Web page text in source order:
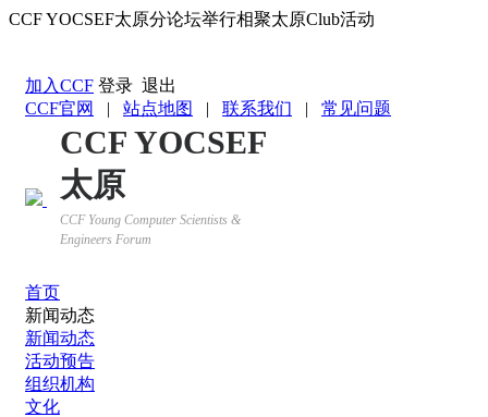
CCF YOCSEF太原分论坛举行相聚太原Club活动
加入CCF 登录 退出
CCF官网
| 站点地图 | 联系我们 | 常见问题
CCF YOCSEF
太原
CCF Young Computer Scientists &
Engineers Forum
首页
新闻动态
新闻动态
活动预告
组织机构
文化